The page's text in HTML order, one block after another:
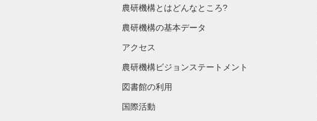
農研機構とはどんなところ?
農研機構の基本データ
アクセス
農研機構ビジョンステートメント
図書館の利用
国際活動